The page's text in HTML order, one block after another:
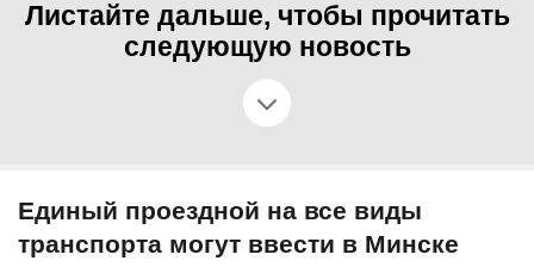
Листайте дальше, чтобы прочитать
следующую новость